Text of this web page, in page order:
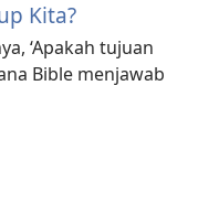
Kita?
‘Apakah tujuan
Bible menjawab